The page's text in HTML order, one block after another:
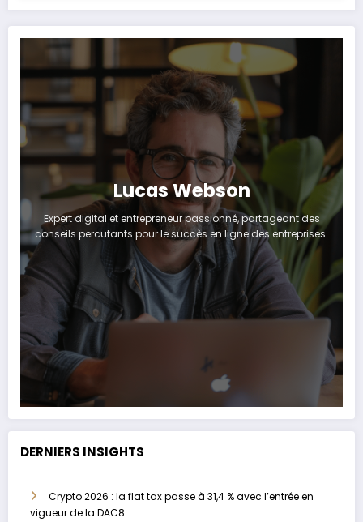
Lucas Webson
Expert digital et entrepreneur passionné, partageant des
conseils percutants pour le succès en ligne des entreprises.
DERNIERS INSIGHTS
Crypto 2026 : la flat tax passe à 31,4 % avec l’entrée en
vigueur de la DAC8